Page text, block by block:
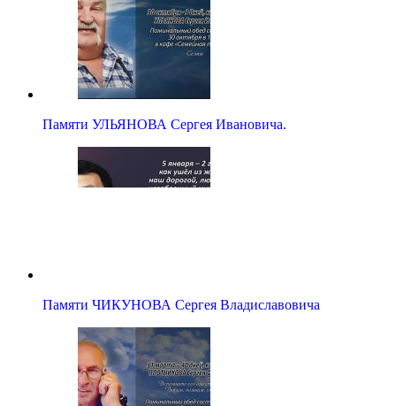
Памяти УЛЬЯНОВА Сергея Ивановича.
Памяти ЧИКУНОВА Сергея Владиславовича